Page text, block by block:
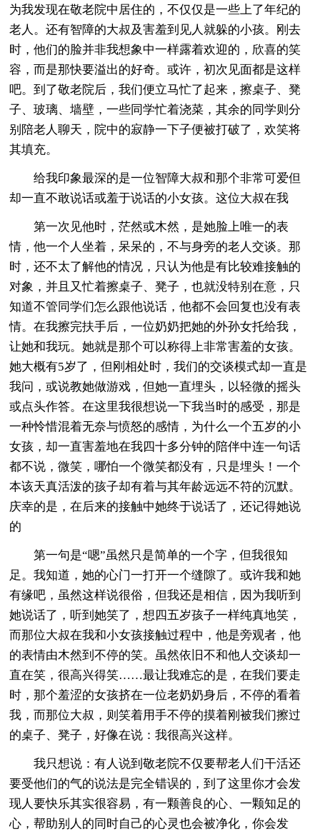
为我发现在敬老院中居住的，不仅仅是一些上了年纪的
老人。还有智障的大叔及害羞到见人就躲的小孩。刚去
时，他们的脸并非我想象中一样露着欢迎的，欣喜的笑
容，而是那快要溢出的好奇。或许，初次见面都是这样
吧。到了敬老院后，我们便立马忙了起来，擦桌子、凳
子、玻璃、墙壁，一些同学忙着浇菜，其余的同学则分
别陪老人聊天，院中的寂静一下子便被打破了，欢笑将
其填充。
给我印象最深的是一位智障大叔和那个非常可爱但
却一直不敢说话或羞于说话的小女孩。这位大叔在我
第一次见他时，茫然或木然，是她脸上唯一的表
情，他一个人坐着，呆呆的，不与身旁的老人交谈。那
时，还不太了解他的情况，只认为他是有比较难接触的
对象，并且又忙着擦桌子、凳子，也就没特别在意，只
知道不管同学们怎么跟他说话，他都不会回复也没有表
情。在我擦完扶手后，一位奶奶把她的外孙女托给我，
让她和我玩。她就是那个可以称得上非常害羞的女孩。
她大概有5岁了，但刚相处时，我们的交谈模式却一直是
我问，或说教她做游戏，但她一直埋头，以轻微的摇头
或点头作答。在这里我很想说一下我当时的感受，那是
一种怜惜混着无奈与愤怒的感情，为什么一个五岁的小
女孩，却一直害羞地在我四十多分钟的陪伴中连一句话
都不说，微笑，哪怕一个微笑都没有，只是埋头！一个
本该天真活泼的孩子却有着与其年龄远远不符的沉默。
庆幸的是，在后来的接触中她终于说话了，还记得她说
的
第一句是“嗯”虽然只是简单的一个字，但我很知
足。我知道，她的心门一打开一个缝隙了。或许我和她
有缘吧，虽然这样说很俗，但我还是相信，因为我听到
她说话了，听到她笑了，想四五岁孩子一样纯真地笑，
而那位大叔在我和小女孩接触过程中，他是旁观者，他
的表情由木然到不停的笑。虽然依旧不和他人交谈却一
直在笑，很高兴得笑……最让我难忘的是，在我们要走
时，那个羞涩的女孩挤在一位老奶奶身后，不停的看着
我，而那位大叔，则笑着用手不停的摸着刚被我们擦过
的桌子、凳子，好像在说：我很高兴这样。
我只想说：有人说到敬老院不仅要帮老人们干活还
要受他们的气的说法是完全错误的，到了这里你才会发
现人要快乐其实很容易，有一颗善良的心、一颗知足的
心，帮助别人的同时自己的心灵也会被净化，你会发